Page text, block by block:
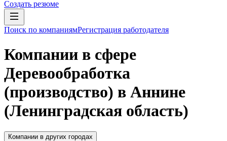
Создать резюме
Поиск по компаниямРегистрация работодателя
Компании в сфере
Деревообработка
(производство) в Аннине
(Ленинградская область)
Компании в других городах